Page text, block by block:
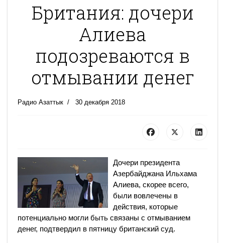
Британия: дочери
Алиева
подозреваются в
отмывании денег
Радио Азаттык 30 декабря 2018
Дочери президента
Азербайджана Ильхама
Алиева, скорее всего,
были вовлечены в
действия, которые
потенциально могли быть связаны с отмыванием
денег, подтвердил в пятницу британский суд.